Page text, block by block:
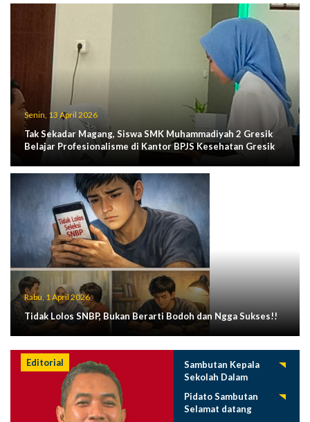
Senin, 13 April 2026
Tak Sekadar Magang, Siswa SMK Muhammadiyah 2 Gresik
Belajar Profesionalisme di Kantor BPJS Kesehatan Gresik
Rabu, 1 April 2026
Tidak Lolos SNBP, Bukan Berarti Bodoh dan Ngga Sukses!!
Editorial
Sambutan Kepala
Sekolah Dalam
Pelepasan Siswa
Tahun 2025
Pidato Sambutan
Selamat datang